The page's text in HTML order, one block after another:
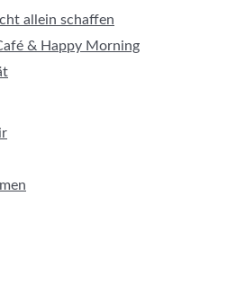
allein schaffen
& Happy Morning